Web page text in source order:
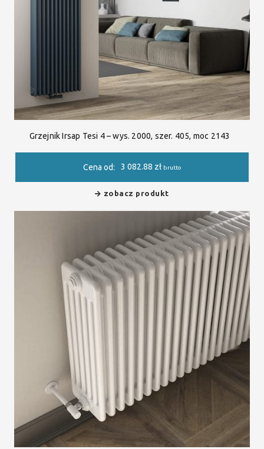
Grzejnik Irsap Tesi 4 – wys. 2000, szer. 405, moc 2143
Cena od: 3 082.88 zł brutto
zobacz produkt